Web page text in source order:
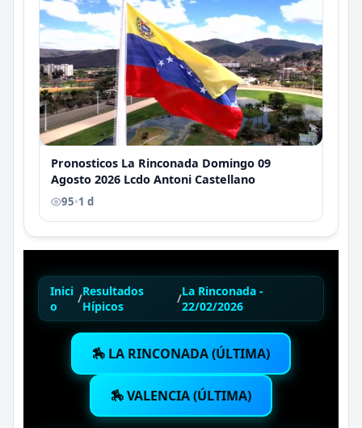
Pronosticos La Rinconada Domingo 09
Agosto 2026 Lcdo Antoni Castellano
95•1 d
Inici
o
/Resultados
Hípicos
/La Rinconada -
22/02/2026
🏇 LA RINCONADA (ÚLTIMA)
🏇 VALENCIA (ÚLTIMA)